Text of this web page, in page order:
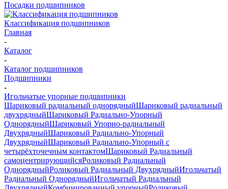
Посадки подшипников
Классификация подшипников
Главная
-
Каталог
-
Каталог подшипников
Подшипники
-
Игольчатые упорные подшипники
Шариковый радиальный однорядныйШариковый радиальный
двухрядныйШариковый Радиально-Упорный
ОднорядныйШариковый Упорно-радиальный
ДвухрядныйШариковый Радиально-Упорный
ДвухрядныйШариковый Радиально-Упорный с
четырёхточечным контактомШариковый Радиальный
самоцентрирующийсяРоликовый Радиальный
ОднорядныйРоликовый Радиальный ДвухрядныйИгольчатый
Радиальный ОднорядныйИгольчатый Радиальный